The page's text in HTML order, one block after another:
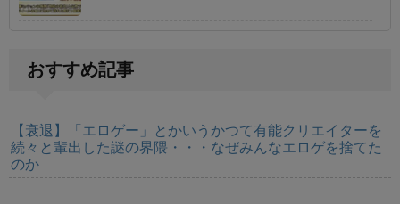
おすすめ記事
【衰退】「エロゲー」とかいうかつて有能クリエイターを
続々と輩出した謎の界隈・・・なぜみんなエロゲを捨てた
のか